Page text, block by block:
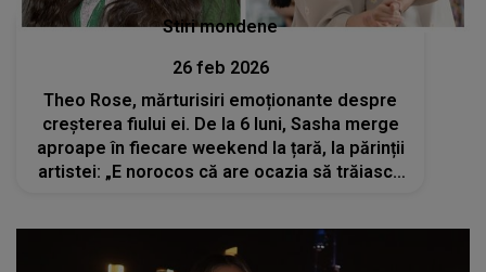
Stiri mondene
26 feb 2026
Theo Rose, mărturisiri emoționante despre
creșterea fiului ei. De la 6 luni, Sasha merge
aproape în fiecare weekend la țară, la părinții
artistei: „E norocos că are ocazia să trăiască